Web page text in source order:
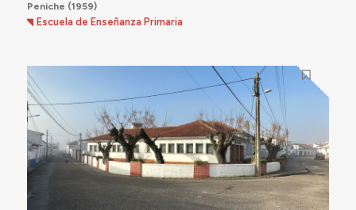
Peniche (1959)
Escuela de Enseñanza Primaria